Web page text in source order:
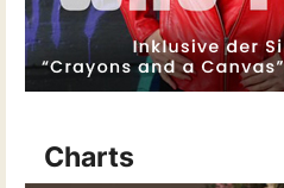
Charts